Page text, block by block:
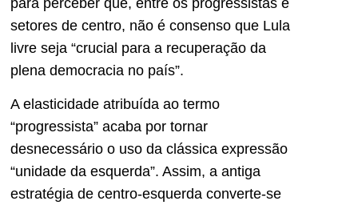
setores de centro, não é consenso que Lula
livre seja “crucial para a recuperação da
plena democracia no país”.
A elasticidade atribuída ao termo
“progressista” acaba por tornar
desnecessário o uso da clássica expressão
“unidade da esquerda”. Assim, a antiga
estratégia de centro-esquerda converte-se